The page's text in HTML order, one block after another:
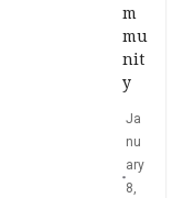
m
mu
nit
y
Ja
nu
ary
8,